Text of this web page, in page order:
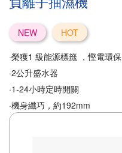
NEW
HOT
·榮獲1 級能源標籤 ，慳電環保
·2公升盛水器
·1-24小時定時開關
·機身纖巧，約192mm